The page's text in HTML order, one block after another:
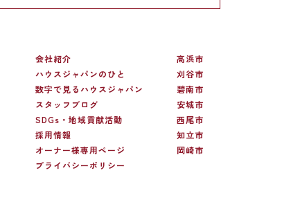
会社紹介
ハウスジャパンのひと
数字で見るハウスジャパン
スタッフブログ
SDGs・地域貢献活動
採用情報
オーナー様専用ページ
プライバシーポリシー
高浜市
刈谷市
碧南市
安城市
西尾市
知立市
岡崎市